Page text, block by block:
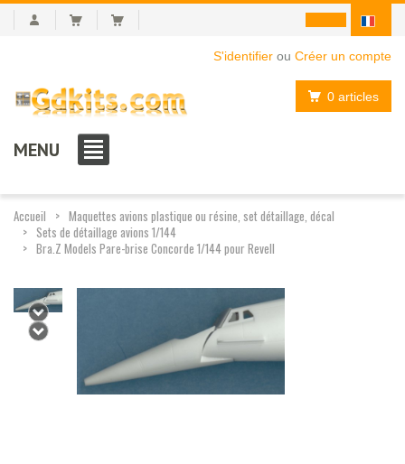
S'identifier ou Créer un compte
0 articles
MENU
Accueil
Maquettes avions plastique ou résine, set détaillage, décal
Sets de détaillage avions 1/144
Bra.Z Models Pare-brise Concorde 1/144 pour Revell